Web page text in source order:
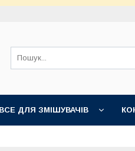
ВСЕ ДЛЯ ЗМІШУВАЧІВ